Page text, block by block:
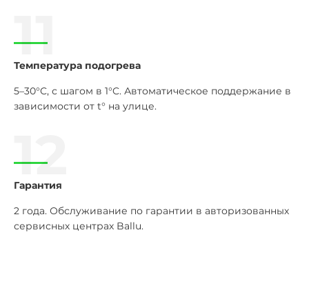
11
Температура подогрева
5–30°C, с шагом в 1°C. Автоматическое поддержание в
зависимости от t° на улице.
12
Гарантия
2 года. Обслуживание по гарантии в авторизованных
сервисных центрах Ballu.